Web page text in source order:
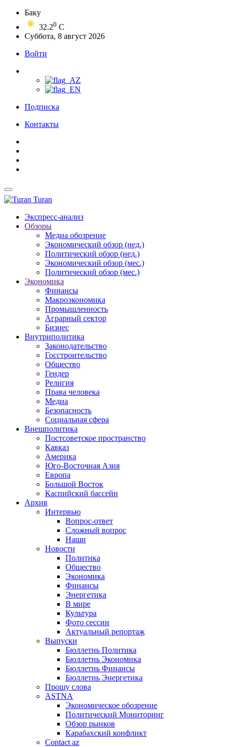
Баку
32.20 C
Суббота, 8 август 2026
Войти
Подписка
Контакты
Turan
Экспресс-анализ
Обзоры
Медиа обозрение
Экономический обзор (нед.)
Политический обзор (нед.)
Экономический обзор (мес.)
Политический обзор (мес.)
Экономика
Финансы
Макроэкономика
Промышленность
Аграрный сектор
Бизнес
Внутриполитика
Законодательство
Госстроительство
Общество
Гендер
Религия
Права человека
Медиа
Безопасность
Социальная сфера
Внешполитика
Постсоветское пространство
Кавказ
Америка
Юго-Восточная Азия
Европа
Большой Восток
Каспийский бассейн
Архив
Интервью
Вопрос-ответ
Сложный вопрос
Наши
Новости
Политика
Общество
Экономика
Финансы
Энергетика
В мире
Культура
Фото сессии
Актуальный репортаж
Выпуски
Бюллетнь Политика
Бюллетнь Экономика
Бюллетнь Финансы
Бюллетнь Энергетика
Прошу слова
ASTNA
Экономическое обозрение
Политический Мониторинг
Обзор рынков
Карабахский конфликт
Contact az